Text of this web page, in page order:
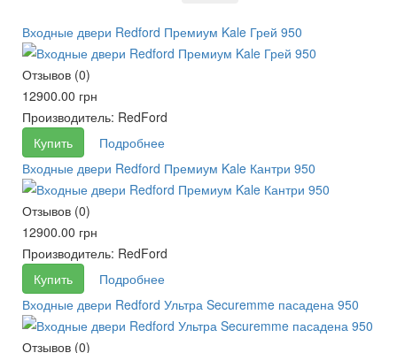
Входные двери Redford Премиум Kale Грей 950
Отзывов (0)
12900.00 грн
Производитель: RedFord
Купить
Подробнее
Входные двери Redford Премиум Kale Кантри 950
Отзывов (0)
12900.00 грн
Производитель: RedFord
Купить
Подробнее
Входные двери Redford Ультра Securemme пасадена 950
Отзывов (0)